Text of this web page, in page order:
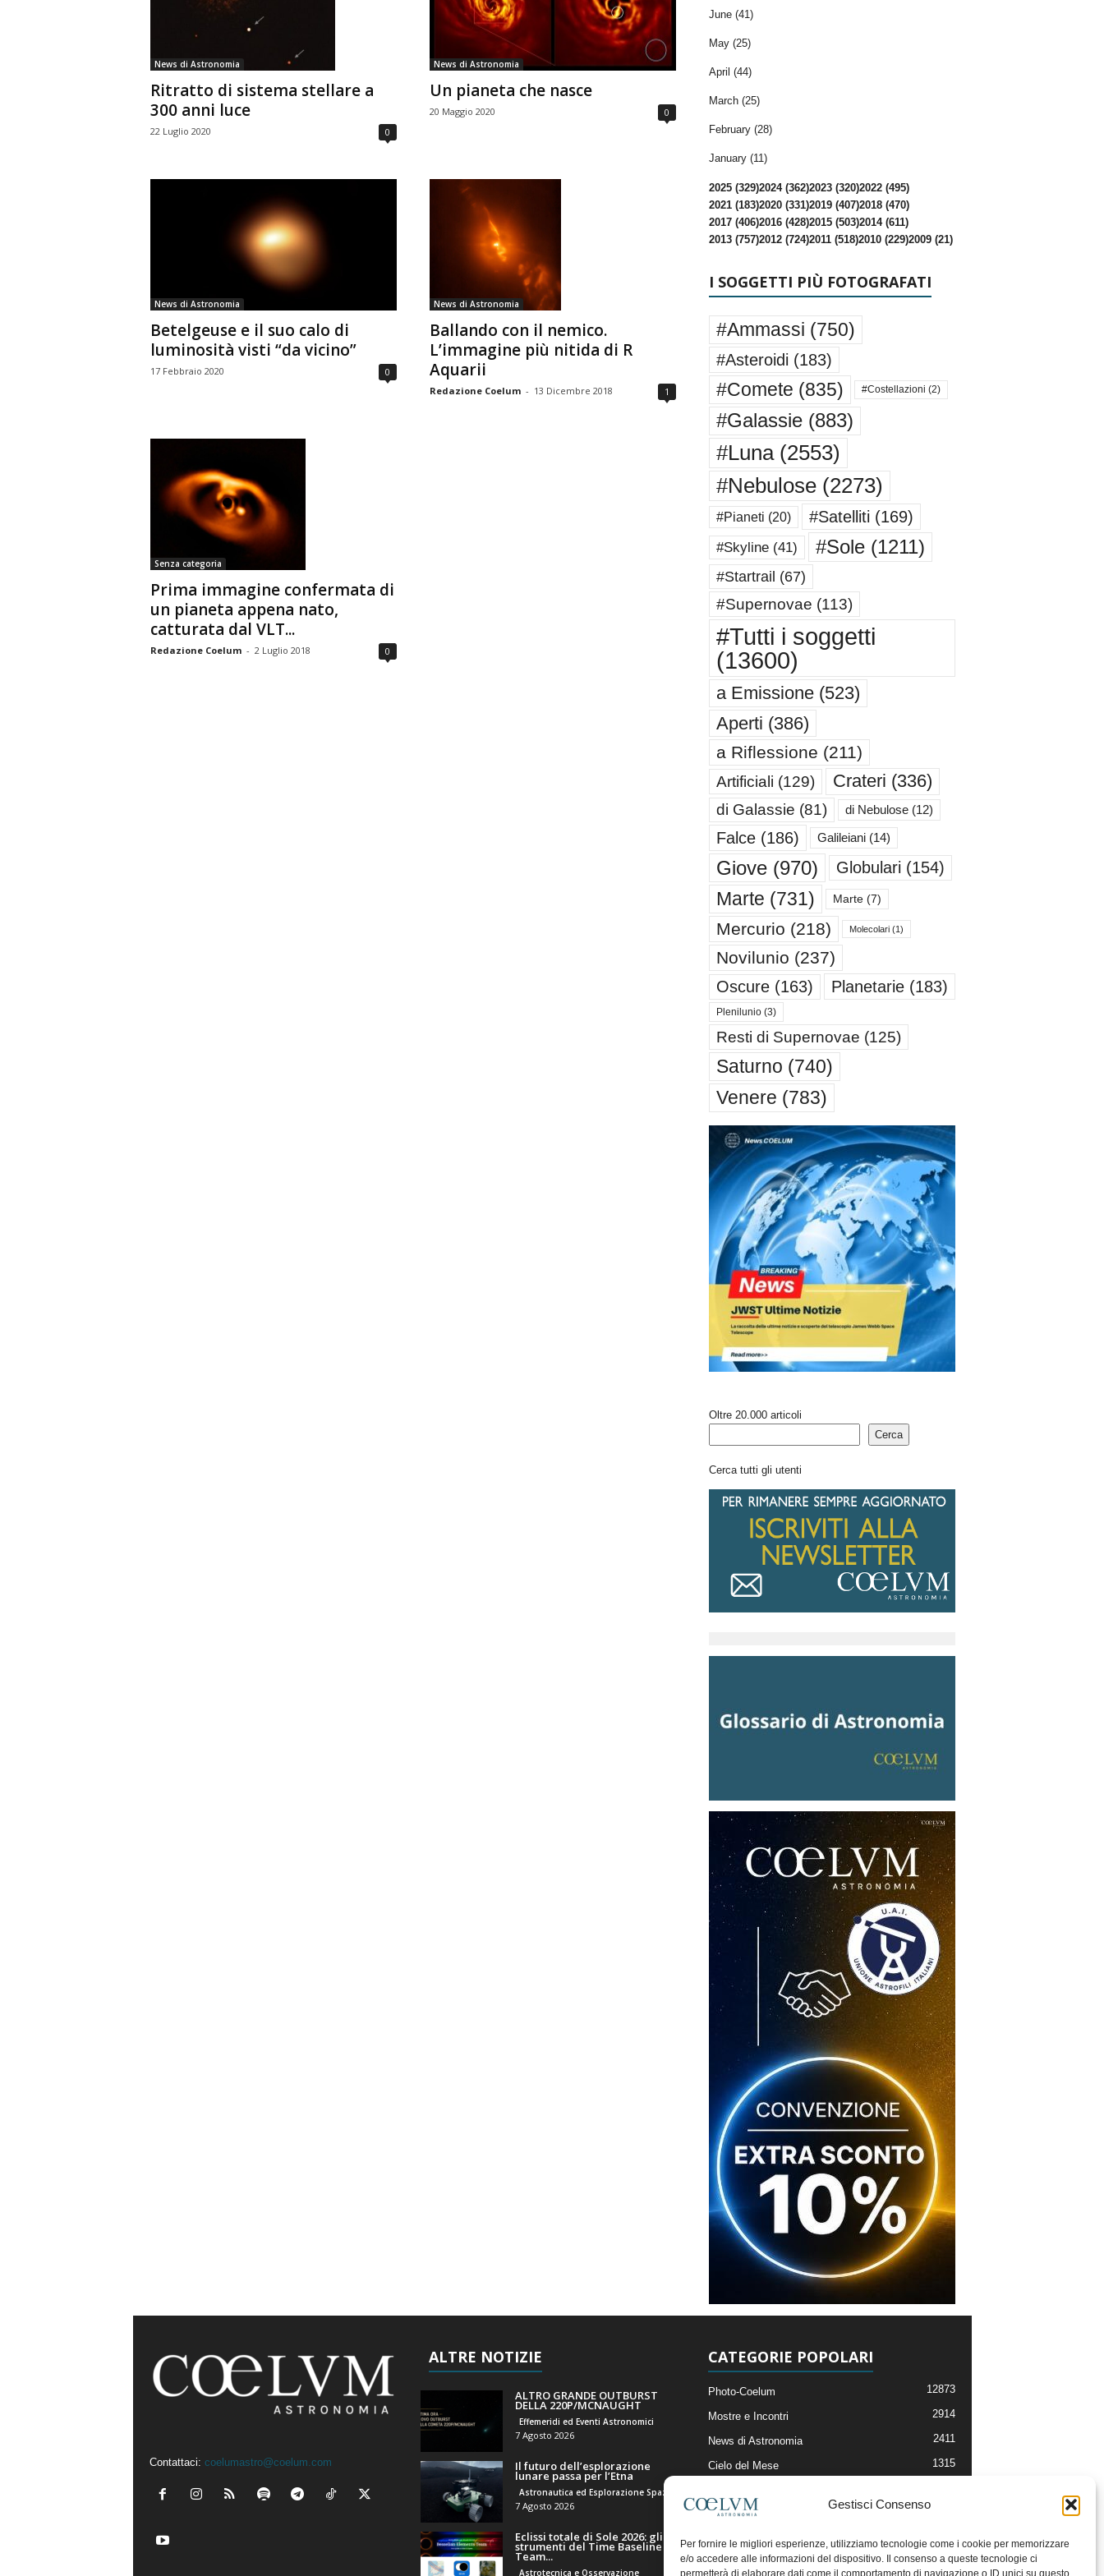
Gestisci Consenso
Per fornire le migliori esperienze, utilizziamo tecnologie come i cookie per memorizzare
e/o accedere alle informazioni del dispositivo. Il consenso a queste tecnologie ci
permetterà di elaborare dati come il comportamento di navigazione o ID unici su questo
m
i
a
News di Astronomia
Ritratto di sistema stellare a
300 anni luce
22 Luglio 2020 0
News di Astronomia
Un pianeta che nasce
20 Maggio 2020 0
News di Astronomia
Betelgeuse e il suo calo di
luminosità visti “da vicino”
17 Febbraio 2020 0
News di Astronomia
Ballando con il nemico.
L’immagine più nitida di R
Aquarii
Redazione Coelum - 13 Dicembre 2018 1
Senza categoria
Prima immagine confermata di
un pianeta appena nato,
catturata dal VLT...
Redazione Coelum - 2 Luglio 2018 0
June (41)
May (25)
April (44)
March (25)
February (28)
January (11)
2025 (329)2024 (362)2023 (320)2022 (495)
2021 (183)2020 (331)2019 (407)2018 (470)
2017 (406)2016 (428)2015 (503)2014 (611)
2013 (757)2012 (724)2011 (518)2010 (229)2009 (21)
I SOGGETTI PIÙ FOTOGRAFATI
#Ammassi (750)
#Asteroidi (183)
#Comete (835) #Costellazioni (2)
#Galassie(883)
#Luna(2553)
#Nebulose(2273)
#Pianeti (20) #Satelliti (169)
#Skyline(41) #Sole(1211)
#Startrail (67)
#Supernovae (113)
#Tutti i soggetti
(13600)
a Emissione(523)
Aperti (386)
a Riflessione (211)
Artificiali (129) Crateri (336)
di Galassie (81) di Nebulose(12)
Falce(186) Galileiani(14)
Giove(970) Globulari (154)
Marte (731) Marte(7)
Mercurio (218) Molecolari(1)
Novilunio (237)
Oscure(163) Planetarie(183)
Plenilunio(3)
Resti di Supernovae (125)
Saturno (740)
Venere (783)
Oltre 20.000 articoli
Cerca
Cerca tutti gli utenti
Contattaci: coelumastro@coelum.com
ALTRE NOTIZIE
ALTRO GRANDE OUTBURST
DELLA 220P/MCNAUGHT
Effemeridi ed Eventi Astronomici
7 Agosto 2026
Il futuro dell’esplorazione
lunare passa per l’Etna
7 Agosto 2026
Eclissi totale di Sole 2026: gli
strumenti del Time Baseline
Team...
Astrotecnica e Osservazione
CATEGORIE POPOLARI
Photo-Coelum 12873
Mostre e Incontri 2914
News di Astronomia 2411
Cielo del Mese 1315
Articoli e Risorse On-Line
Il Blog della Redazione